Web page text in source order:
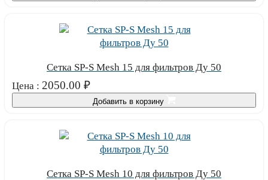
Сетка SP-S Mesh 15 для фильтров Ду 50
Цена : 2050.00 ₽
Добавить в корзину
Сетка SP-S Mesh 10 для фильтров Ду 50